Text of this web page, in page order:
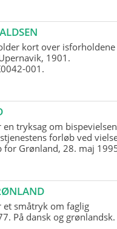
kort over
1901.
001.
tryksag om
forløb ved
for Grønland, 28. maj
småtryk om faglig
På dansk og grønlandsk.